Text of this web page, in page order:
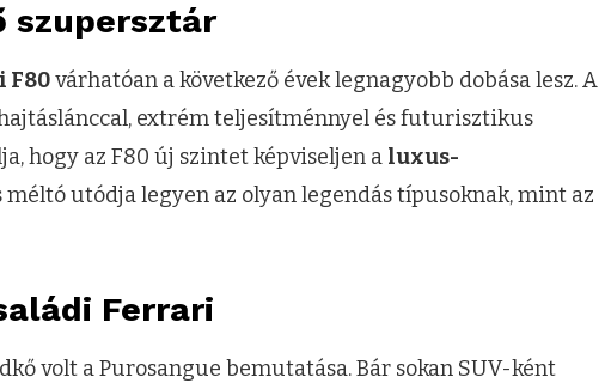
szupersztár
F80várhatóan a következő évek legnagyobb dobása lesz. A
extrém teljesítménnyel és futurisztikus
hogy az F80 új szintet képviseljen a luxus-
méltó utódja legyen az olyan legendás típusoknak, mint az
Ferrari
volt a Purosangue bemutatása. Bár sokan SUV-ként